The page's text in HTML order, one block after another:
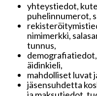
yhteystiedot,
puhelinnumerot,
nimimerkki,
tunnus,
äidinkieli,
mahdolliset luvat
jäsensuhdetta